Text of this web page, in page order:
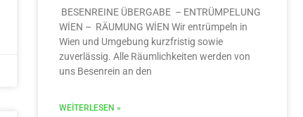
BESENREINE ÜBERGABE – ENTRÜMPELUNG
WİEN – RÄUMUNG WİEN Wir entrümpeln in
Wien und Umgebung kurzfristig sowie
zuverlässig. Alle Räumlichkeiten werden von
uns Besenrein an den
WEITERLESEN »